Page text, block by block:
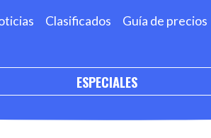
Clasificados Guía de precios
ESPECIALES